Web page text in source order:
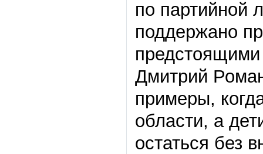
по партийной
поддержано
Дмитрий
примеры,
области, а
остаться без